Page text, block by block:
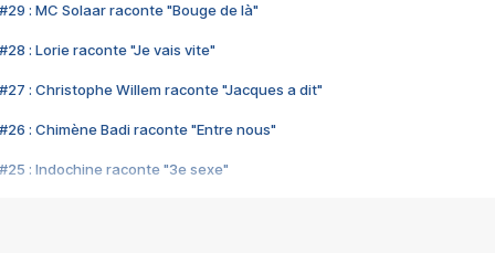
#29 : MC Solaar raconte "Bouge de là"
#28 : Lorie raconte "Je vais vite"
#27 : Christophe Willem raconte "Jacques a dit"
#26 : Chimène Badi raconte "Entre nous"
#25 : Indochine raconte "3e sexe"